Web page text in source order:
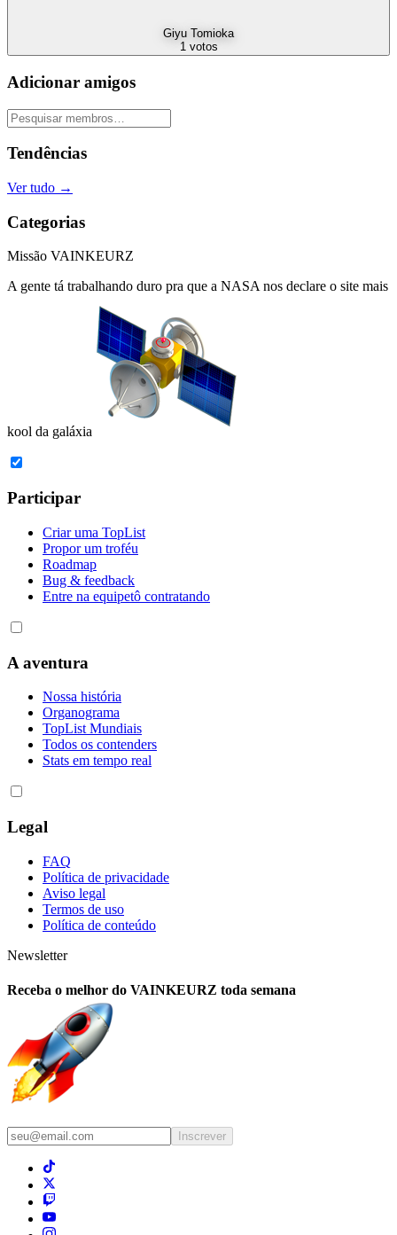
Giyu Tomioka
1 votos
Adicionar amigos
Tendências
Ver tudo →
Categorias
Missão VAINKEURZ
A gente tá trabalhando duro pra que a NASA nos declare o site mais
kool da galáxia
Participar
Criar uma TopList
Propor um troféu
Roadmap
Bug & feedback
Entre na equipetô contratando
A aventura
Nossa história
Organograma
TopList Mundiais
Todos os contenders
Stats em tempo real
Legal
FAQ
Política de privacidade
Aviso legal
Termos de uso
Política de conteúdo
Newsletter
Receba o melhor do VAINKEURZ toda semana
Inscrever